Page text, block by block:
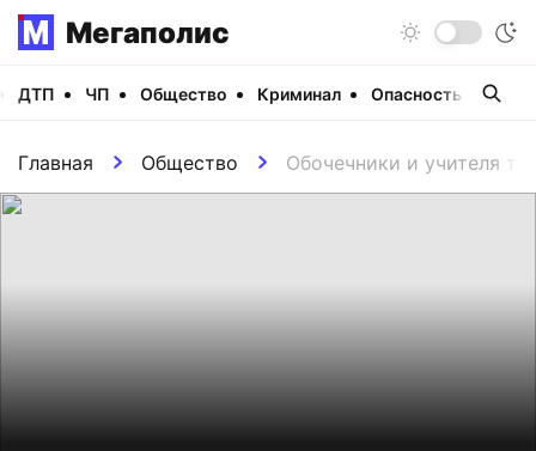
Мегаполис
ДТП ЧП Общество Криминал Опасность
Главная Общество Обочечники и учителя